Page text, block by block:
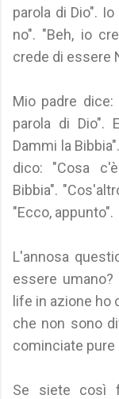
parola di Dio".
no". "Beh, io
crede di essere
Mio padre
parola di Dio".
Dammi la
dico: "Cosa
Bibbia".
"Ecco, appunto".
L'annosa
essere
life in azione ho
che non sono
cominciate pure
Se siete così